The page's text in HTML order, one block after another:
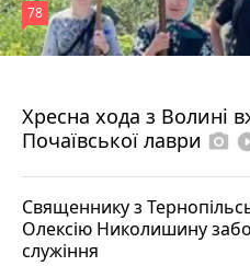
Хресна хода з Волині
Почаївської лаври photo_camera
78
Священнику з
Олексію Николишину
служіння